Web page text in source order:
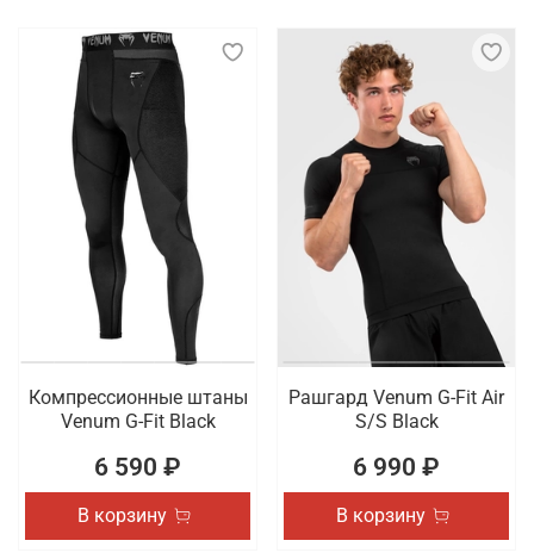
Компрессионные штаны
Venum G-Fit Black
6 590 ₽
В корзину
Рашгард Venum G-Fit Air
S/S Black
6 990 ₽
В корзину